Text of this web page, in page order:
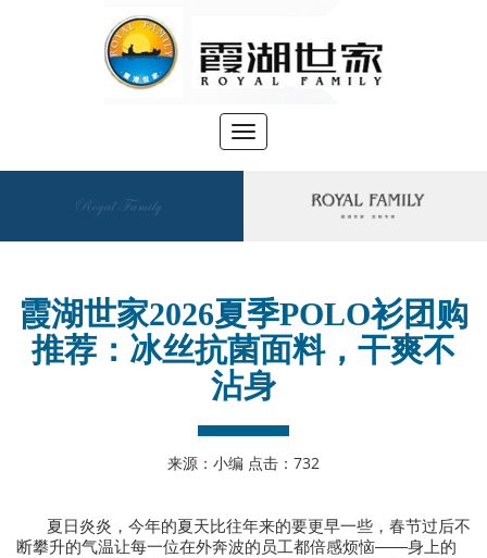
切
换
导
●您当前位置： 新闻资讯
霞湖世家2026夏季POLO衫团购
推荐：冰丝抗菌面料，干爽不
沾身
来源：小编 点击： 732
夏日炎炎，今年的夏天比往年来的要更早一些，春节过后不
断攀升的气温让每一位在外奔波的员工都倍感烦恼——身上的